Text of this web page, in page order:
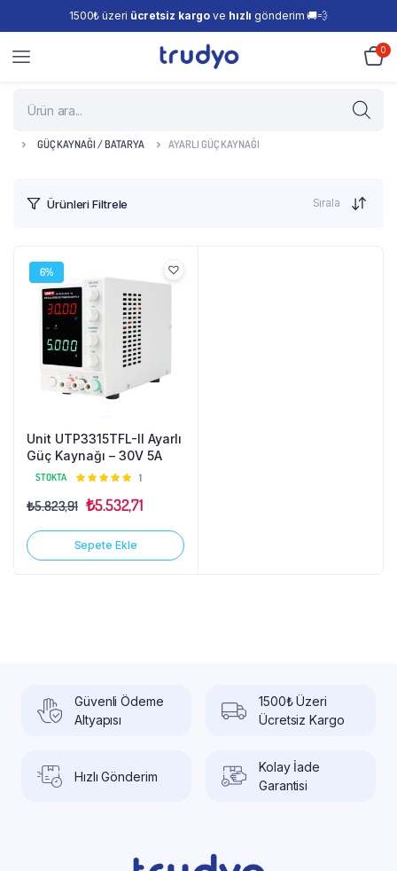
1500₺ üzeri ücretsiz kargo ve hızlı gönderim 🚚💨
0
GÜÇ KAYNAĞI / BATARYA AYARLI GÜÇ KAYNAĞI
Ürünleri Filtrele Sırala
6%
Unit UTP3315TFL-II Ayarlı
Güç Kaynağı – 30V 5A
STOKTA
5
5.00oy
1
₺5.823,91 ₺5.532,71
Sepete Ekle
Güvenli Ödeme
Altyapısı
1500₺ Üzeri
Ücretsiz Kargo
Hızlı Gönderim
Kolay İade
Garantisi